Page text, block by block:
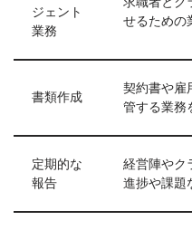
ジェント
業務
せるための
書類作成
契約書や雇
管する業務
定期的な
報告
経営陣やク
進捗や課題